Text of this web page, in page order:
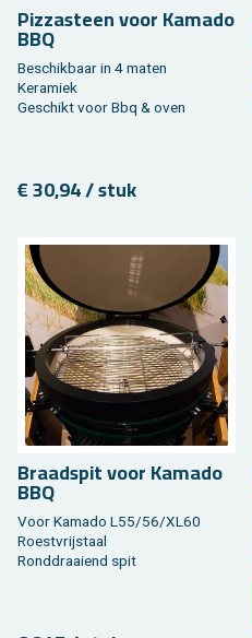
Piz­za­steen voor Ka­ma­do
BBQ
Be­schik­baar in 4 maten
Ke­ra­miek
Ge­schikt voor Bbq & oven
€ 30,94 / stuk
Braad­spit voor Ka­ma­do
BBQ
Voor Ka­ma­do L55/56/XL60
Roest­vrij­staal
Rond­draai­end spit